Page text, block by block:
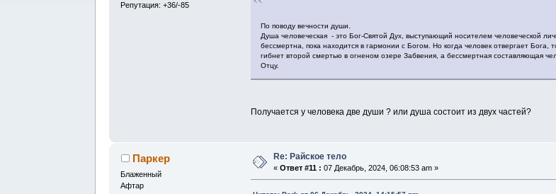
Репутация: +36/-85
По поводу вечности души.
Душа человеческая - это Бог-Святой Дух, выступающий носителем человеческой
бессмертна, пока находится в гармонии с Богом. Но когда человек отвергает
гибнет второй смертью в огненом озере Забвения, а бессмертная составляющая
Отцу.
Получается у человека две души ? или душа состоит из двух частей?
Паркер
Блаженный
Афтар
Re: Райское тело
«Ответ #11 : 07 Декабрь, 2024, 06:08:53 am »